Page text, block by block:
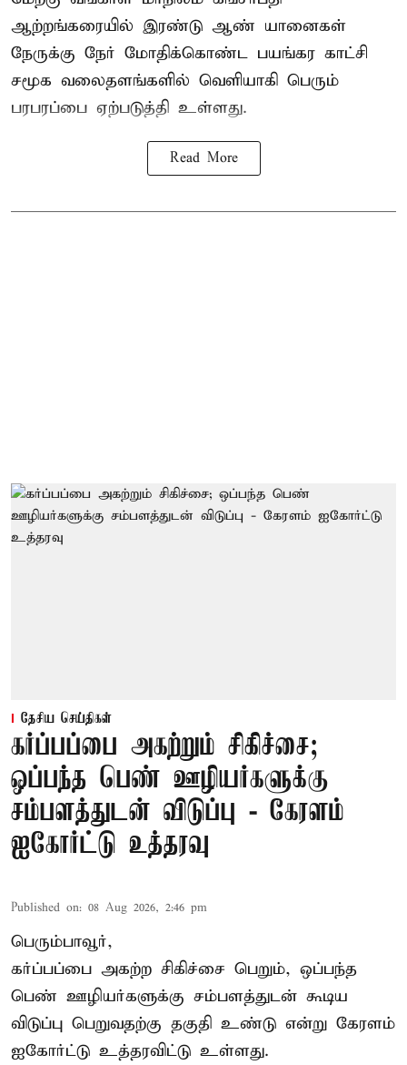
ஆற்றங்கரையில் இரண்டு ஆண் யானைகள்
நேருக்கு நேர் மோதிக்கொண்ட பயங்கர காட்சி
சமூக வலைதளங்களில் வெளியாகி பெரும்
பரபரப்பை ஏற்படுத்தி உள்ளது.
Read More
தேசிய செய்திகள்
கர்ப்பப்பை அகற்றும் சிகிச்சை;
ஒப்பந்த பெண் ஊழியர்களுக்கு
சம்பளத்துடன் விடுப்பு - கேரளம்
ஐகோர்ட்டு உத்தரவு
Published on: 08 Aug 2026, 2:46 pm
பெரும்பாவூர்,
கர்ப்பப்பை அகற்ற சிகிச்சை பெறும், ஒப்பந்த
பெண் ஊழியர்களுக்கு சம்பளத்துடன் கூடிய
விடுப்பு பெறுவதற்கு தகுதி உண்டு என்று கேரளம்
ஐகோர்ட்டு உத்தரவிட்டு உள்ளது.